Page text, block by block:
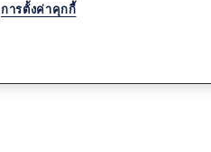
การตั้งค่าคุกกี้